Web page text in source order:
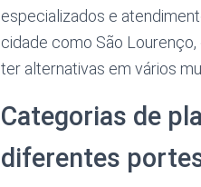
especializados e
cidade como São
ter alternativas em vários
Categorias de
diferentes